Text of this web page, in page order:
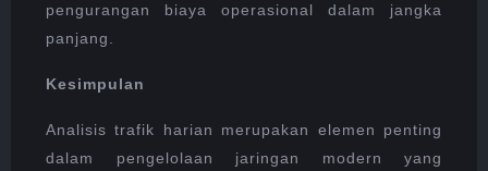
pengurangan biaya operasional dalam jangka
panjang.
Kesimpulan
Analisis trafik harian merupakan elemen penting
dalam pengelolaan jaringan modern yang